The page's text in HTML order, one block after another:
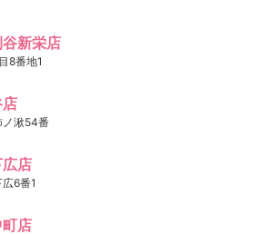
新栄店
8番地1
ノ湫54番
店
6番1
店